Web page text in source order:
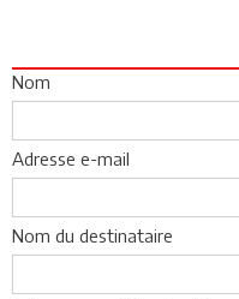
Nom
Adresse e-mail
Nom du destinataire